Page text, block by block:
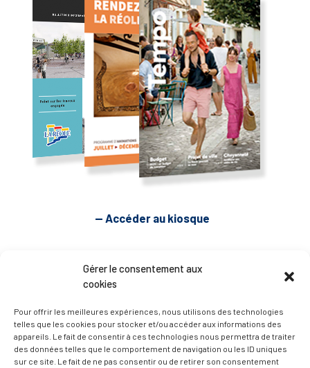
Gérer le consentement aux
cookies
Pour offrir les meilleures expériences, nous utilisons des technologies
telles que les cookies pour stocker et/ou accéder aux informations des
appareils. Le fait de consentir à ces technologies nous permettra de traiter
des données telles que le comportement de navigation ou les ID uniques
sur ce site. Le fait de ne pas consentir ou de retirer son consentement
— Accéder au kiosque
D’ART ET D’HISTOIRE